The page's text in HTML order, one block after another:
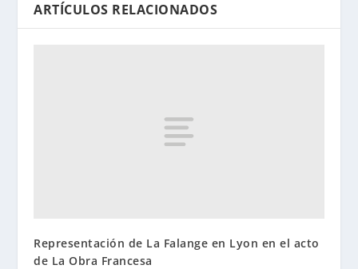
ARTÍCULOS RELACIONADOS
Representación de La Falange en Lyon en el acto
de La Obra Francesa